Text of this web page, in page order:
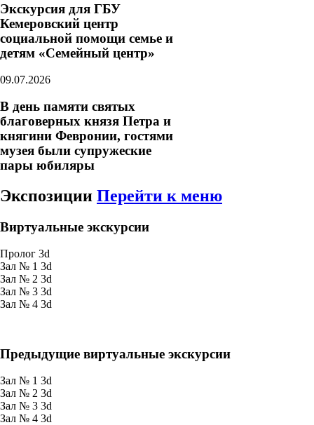
Экскурсия для ГБУ
Кемеровский центр
социальной помощи семье и
детям «Семейный центр»
09.07.2026
В день памяти святых
благоверных князя Петра и
княгини Февронии, гостями
музея были супружеские
пары юбиляры
Экспозиции Перейти к меню
Виртуальные экскурсии
Пролог 3d
Зал № 1 3d
Зал № 2 3d
Зал № 3 3d
Зал № 4 3d
Предыдущие виртуальные экскурсии
Зал № 1 3d
Зал № 2 3d
Зал № 3 3d
Зал № 4 3d